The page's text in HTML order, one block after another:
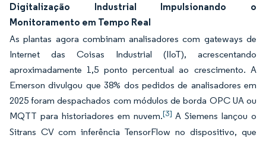
Digitalização Industrial Impulsionando o
Monitoramento em Tempo Real
As plantas agora combinam analisadores com gateways de
Internet das Coisas Industrial (IIoT), acrescentando
aproximadamente 1,5 ponto percentual ao crescimento. A
Emerson divulgou que 38% dos pedidos de analisadores em
2025 foram despachados com módulos de borda OPC UA ou
MQTT para historiadores em nuvem.[3] A Siemens lançou o
Sitrans CV com inferência TensorFlow no dispositivo, que